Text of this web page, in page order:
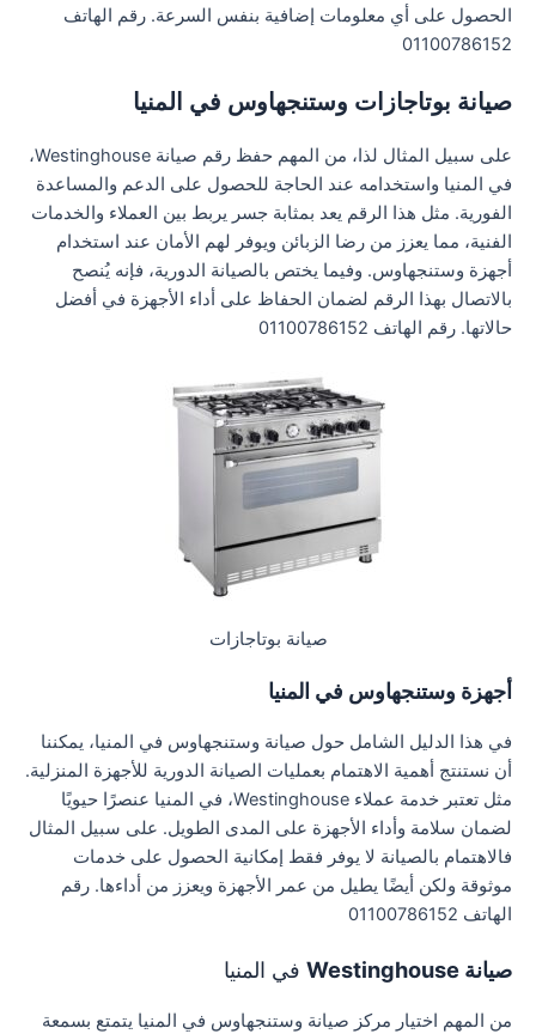
الحصول على أي معلومات إضافية بنفس السرعة. رقم الهاتف
01100786152
صيانة بوتاجازات وستنجهاوس في المنيا
على سبيل المثال لذا، من المهم حفظ رقم صيانة Westinghouse،
في المنيا واستخدامه عند الحاجة للحصول على الدعم والمساعدة
الفورية. مثل هذا الرقم يعد بمثابة جسر يربط بين العملاء والخدمات
الفنية، مما يعزز من رضا الزبائن ويوفر لهم الأمان عند استخدام
أجهزة وستنجهاوس. وفيما يختص بالصيانة الدورية، فإنه يُنصح
بالاتصال بهذا الرقم لضمان الحفاظ على أداء الأجهزة في أفضل
حالاتها. رقم الهاتف 01100786152
صيانة بوتاجازات
أجهزة وستنجهاوس في المنيا
في هذا الدليل الشامل حول صيانة وستنجهاوس في المنيا، يمكننا
أن نستنتج أهمية الاهتمام بعمليات الصيانة الدورية للأجهزة المنزلية.
مثل تعتبر خدمة عملاء Westinghouse، في المنيا عنصرًا حيويًا
لضمان سلامة وأداء الأجهزة على المدى الطويل. على سبيل المثال
فالاهتمام بالصيانة لا يوفر فقط إمكانية الحصول على خدمات
موثوقة ولكن أيضًا يطيل من عمر الأجهزة ويعزز من أداءها. رقم
الهاتف 01100786152
صيانة Westinghouse في المنيا
من المهم اختيار مركز صيانة وستنجهاوس في المنيا يتمتع بسمعة